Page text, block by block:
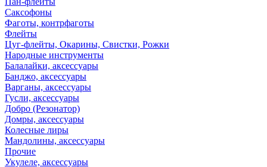
Саксофоны
Фаготы, контрфаготы
Флейты
Цуг-флейты, Окарины, Свистки, Рожки
Народные инструменты
Балалайки, аксессуары
Банджо, аксессуары
Варганы, аксессуары
Гусли, аксессуары
Добро (Резонатор)
Домры, аксессуары
Колесные лиры
Мандолины, аксессуары
Прочие
Укулеле, аксессуары